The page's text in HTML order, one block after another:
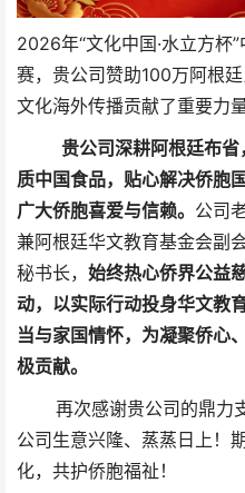
2026年“文化中国·水立方杯
赛，贵公司赞助100万阿根
文化海外传播贡献了重要力
贵公司深耕阿根廷布
质中国食品，贴心解决侨胞
广大侨胞喜爱与信赖。 公司
兼阿根廷华文教育基金会副
秘书长， 始终热心侨界公益
动，以实际行动投身华文教
当与家国情怀，为凝聚侨心
极贡献。
再次感谢贵公司的鼎力支
公司生意兴隆、蒸蒸日上！
化，共护侨胞福祉！